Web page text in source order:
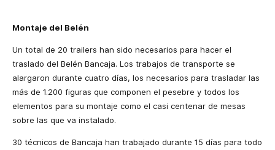
Montaje del Belén
Un total de 20 trailers han sido necesarios para hacer el
traslado del Belén Bancaja. Los trabajos de transporte se
alargaron durante cuatro días, los necesarios para trasladar las
más de 1.200 figuras que componen el pesebre y todos los
elementos para su montaje como el casi centenar de mesas
sobre las que va instalado.
30 técnicos de Bancaja han trabajado durante 15 días para todo